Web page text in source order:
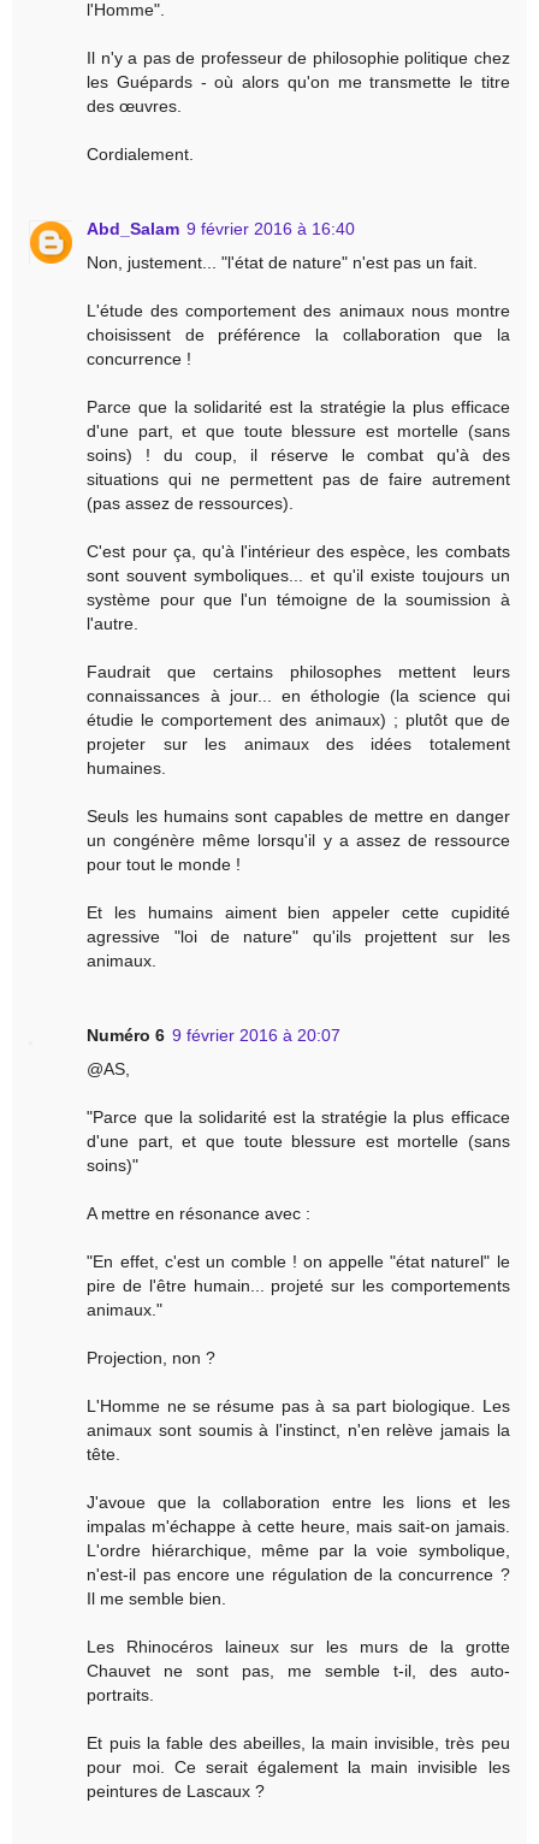
l'Homme".
Il n'y a pas de professeur de philosophie politique chez
les Guépards - où alors qu'on me transmette le titre
des œuvres.
Cordialement.
Abd_Salam 9 février 2016 à 16:40
Non, justement... "l'état de nature" n'est pas un fait.
L'étude des comportement des animaux nous montre
choisissent de préférence la collaboration que la
concurrence !
Parce que la solidarité est la stratégie la plus efficace
d'une part, et que toute blessure est mortelle (sans
soins) ! du coup, il réserve le combat qu'à des
situations qui ne permettent pas de faire autrement
(pas assez de ressources).
C'est pour ça, qu'à l'intérieur des espèce, les combats
sont souvent symboliques... et qu'il existe toujours un
système pour que l'un témoigne de la soumission à
l'autre.
Faudrait que certains philosophes mettent leurs
connaissances à jour... en éthologie (la science qui
étudie le comportement des animaux) ; plutôt que de
projeter sur les animaux des idées totalement
humaines.
Seuls les humains sont capables de mettre en danger
un congénère même lorsqu'il y a assez de ressource
pour tout le monde !
Et les humains aiment bien appeler cette cupidité
agressive "loi de nature" qu'ils projettent sur les
animaux.
Numéro 6 9 février 2016 à 20:07
@AS,
"Parce que la solidarité est la stratégie la plus efficace
d'une part, et que toute blessure est mortelle (sans
soins)"
A mettre en résonance avec :
"En effet, c'est un comble ! on appelle "état naturel" le
pire de l'être humain... projeté sur les comportements
animaux."
Projection, non ?
L'Homme ne se résume pas à sa part biologique. Les
animaux sont soumis à l'instinct, n'en relève jamais la
tête.
J'avoue que la collaboration entre les lions et les
impalas m'échappe à cette heure, mais sait-on jamais.
L'ordre hiérarchique, même par la voie symbolique,
n'est-il pas encore une régulation de la concurrence ?
Il me semble bien.
Les Rhinocéros laineux sur les murs de la grotte
Chauvet ne sont pas, me semble t-il, des auto-
portraits.
Et puis la fable des abeilles, la main invisible, très peu
pour moi. Ce serait également la main invisible les
peintures de Lascaux ?